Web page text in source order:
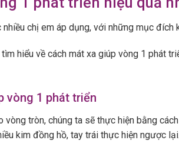
chị em áp dụng, với những mục
hiểu về cách mát xa giúp vòng 1 phát
vòng 1 phát triển
vòng tròn, chúng ta sẽ thực hiện bằng
kim đồng hồ, tay trái thực hiện ngược